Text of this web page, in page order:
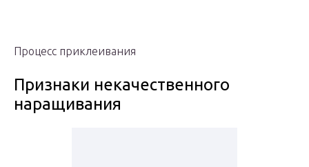
Процесс приклеивания
Признаки некачественного
наращивания